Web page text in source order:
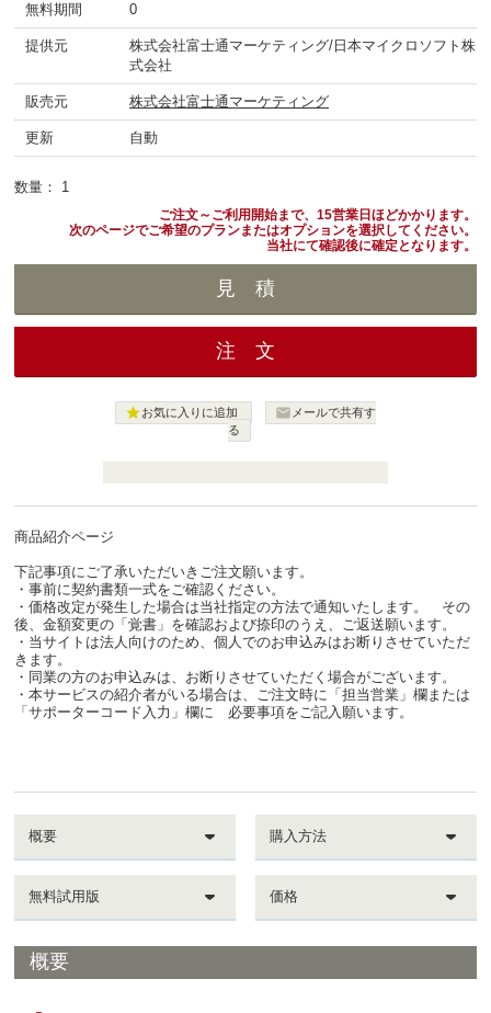
無料期間 0
提供元
株式会社富士通マーケティング/日本マイクロソフト株
式会社
販売元 株式会社富士通マーケティング
更新 自動
数量： 1
ご注文～ご利用開始まで、15営業日ほどかかります。
次のページでご希望のプランまたはオプションを選択してください。
当社にて確認後に確定となります。
お気に入りに追加  メールで共有す
る
商品紹介ページ
下記事項にご了承いただいきご注文願います。
・事前に契約書類一式をご確認ください。
・価格改定が発生した場合は当社指定の方法で通知いたします。 その
後、金額変更の「覚書」を確認および捺印のうえ、ご返送願います。
・当サイトは法人向けのため、個人でのお申込みはお断りさせていただ
きます。
・同業の方のお申込みは、お断りさせていただく場合がございます。
・本サービスの紹介者がいる場合は、ご注文時に「担当営業」欄または
「サポーターコード入力」欄に 必要事項をご記入願います。
概要 購入方法
無料試用版 価格
概要